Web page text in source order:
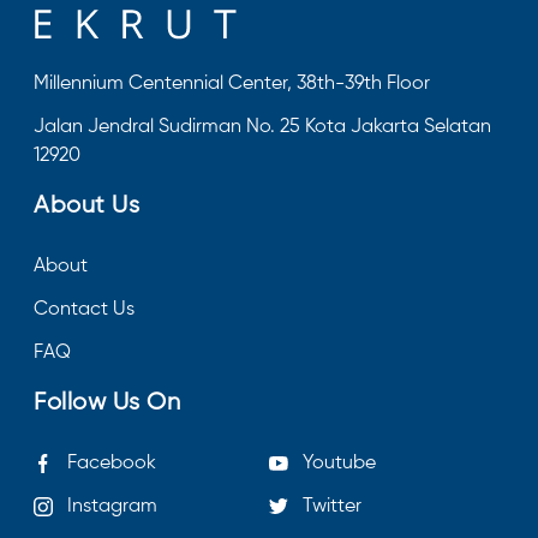
Millennium Centennial Center, 38th-39th Floor
Jalan Jendral Sudirman No. 25 Kota Jakarta Selatan
12920
About Us
About
Contact Us
FAQ
Follow Us On
Facebook Youtube
Instagram Twitter